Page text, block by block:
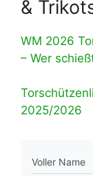
&
WM 2026
– Wer
2025/2026
Voller Name